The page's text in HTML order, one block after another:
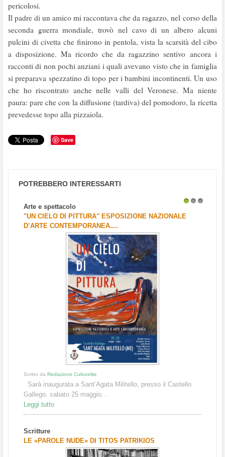
pericolosi.
Il padre di un amico mi raccontava che da ragazzo, nel corso della
seconda guerra mondiale, trovò nel cavo di un albero alcuni
pulcini di civetta che finirono in pentola, vista la scarsità del cibo
a disposizione. Ma ricordo che da ragazzino sentivo ancora i
racconti di non pochi anziani i quali avevano visto che in famiglia
si preparava spezzatino di topo per i bambini incontinenti. Un uso
che ho riscontrato anche nelle valli del Veronese. Ma niente
paura: pare che con la diffusione (tardiva) del pomodoro, la ricetta
prevedesse topo alla pizzaiola.
Save
POTREBBERO INTERESSARTI
Arte e spettacolo
"UN CIELO DI PITTURA" ESPOSIZIONE NAZIONALE
D’ARTE CONTEMPORANEA....
Scritto da Redazione Culturelite
Sarà inaugurata a Sant’Agata Militello, presso il Castello
Gallego, sabato 25 maggio...
Leggi tutto
Scritture
LE «PAROLE NUDE» DI TITOS PATRIKIOS